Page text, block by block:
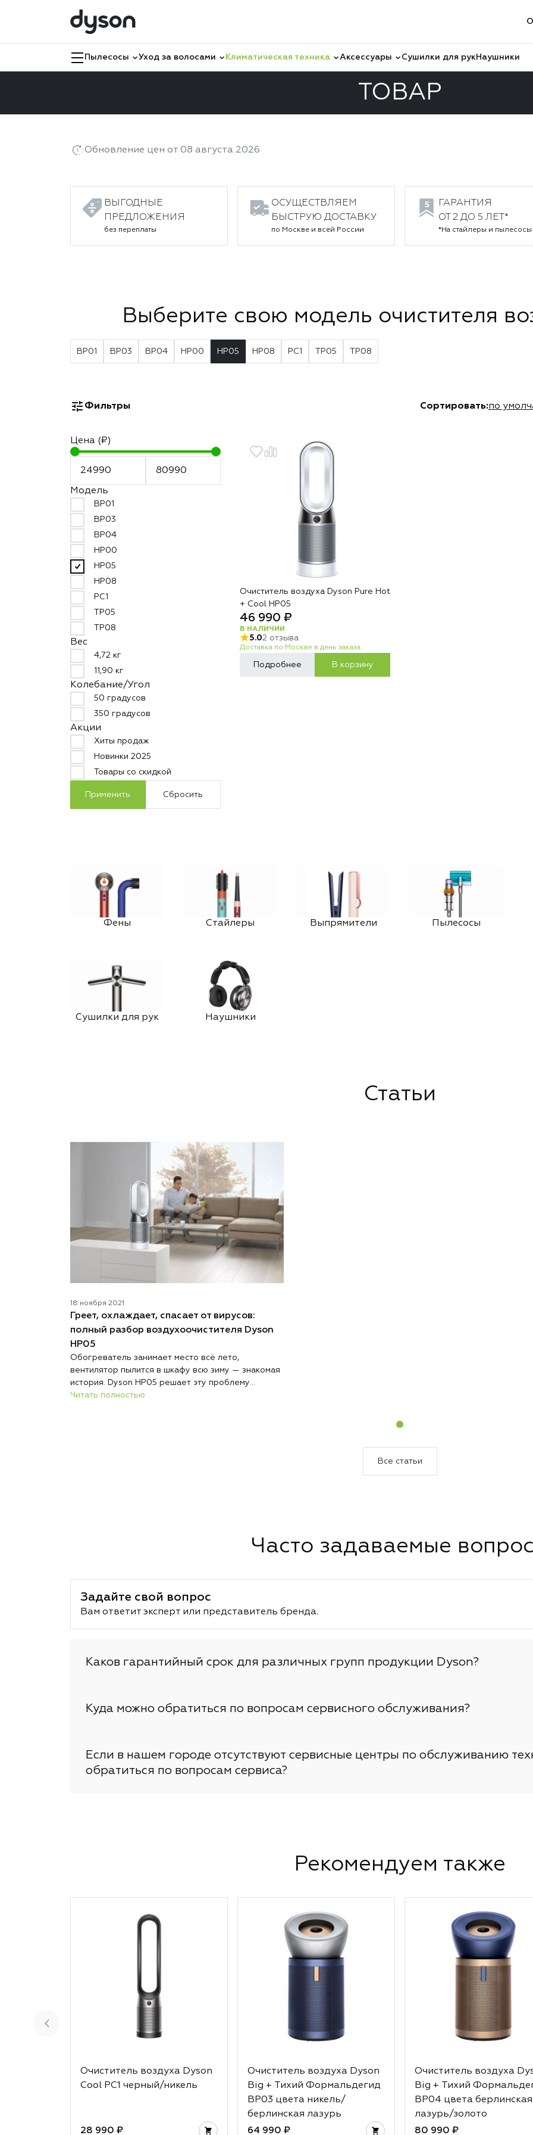
Пылесосы Уход за волосами Климатическая техника Аксессуары Сушилки для рукНаушники
ТОВАР
Обновление цен от 08 августа 2026
ВЫГОДНЫЕ
ПРЕДЛОЖЕНИЯ
без переплаты
ОСУЩЕСТВЛЯЕМ
БЫСТРУЮ ДОСТАВКУ
по Москве и всей России
ГАРАНТИЯ
ОТ 2 ДО 5 ЛЕТ*
*На стайлеры и пылесосы
Выберите свою модель очистителя
BP01 BP03 BP04 HP00 HP05 HP08 PC1 TP05 TP08
Фильтры Сортировать:по
Цена (₽)
Модель
BP01
BP03
BP04
HP00
HP05
HP08
PC1
TP05
TP08
Вес
4,72 кг
11,90 кг
Колебание/Угол
50 градусов
350 градусов
Акции
Хиты продаж
Новинки 2025
Товары со скидкой
Применить Сбросить
Очиститель воздуха Dyson Pure Hot
+ Cool HP05
46 990 ₽
В НАЛИЧИИ
5.02 отзыва
Доставка по Москве в день заказа.
Подробнее В корзину
Фены Стайлеры Выпрямители Пылесосы
Сушилки для рук Наушники
Статьи
18 ноября 2021
Греет, охлаждает, спасает от вирусов:
полный разбор воздухоочистителя Dyson
HP05
Обогреватель занимает место всё лето,
вентилятор пылится в шкафу всю зиму — знакомая
история. Dyson HP05 решает эту проблему
радикально: один компактный прибор круглый год
Читать полностью
Все статьи
Часто задаваемые
Задайте свой вопрос
Вам ответит эксперт или представитель бренда.
Каков гарантийный срок для различных групп продукции Dyson?
Куда можно обратиться по вопросам сервисного обслуживания?
Если в нашем городе отсутствуют сервисные центры по обслуживанию
обратиться по вопросам сервиса?
Рекомендуем также
Очиститель воздуха Dyson
Cool PC1 черный/никель
28 990 ₽
Очиститель воздуха Dyson
Big + Тихий Формальдегид
BP03 цвета никель/
берлинская лазурь
64 990 ₽
Очиститель воздуха
Big + Тихий
BP04 цвета берлинская
лазурь/золото
80 990 ₽